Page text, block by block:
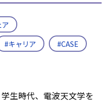
#キャリア
#CASE
生時代、電波天文学を